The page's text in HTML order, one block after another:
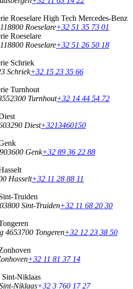
Roeselare High Tech Mercedes-Benz
8800 Roeselare+32 51 35 73 01
Roeselare
8800 Roeselare+32 51 26 50 18
Schriek
Schriek+32 15 23 35 66
Turnhout
2300 Turnhout+32 14 44 54 72
3290 Diest+3213460150
3600 Genk+32 89 36 22 88
Hasselt+32 11 28 88 11
Truiden
3800 Sint-Truiden+32 11 68 20 30
4653700 Tongeren+32 12 23 38 50
+32 11 81 37 14
Niklaas
Niklaas+32 3 760 17 27